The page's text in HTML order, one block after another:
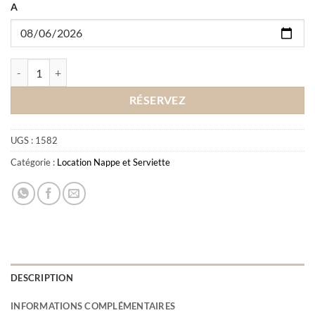
A
RÉSERVEZ
UGS : 1582
Catégorie : Location Nappe et Serviette
DESCRIPTION
INFORMATIONS COMPLÉMENTAIRES